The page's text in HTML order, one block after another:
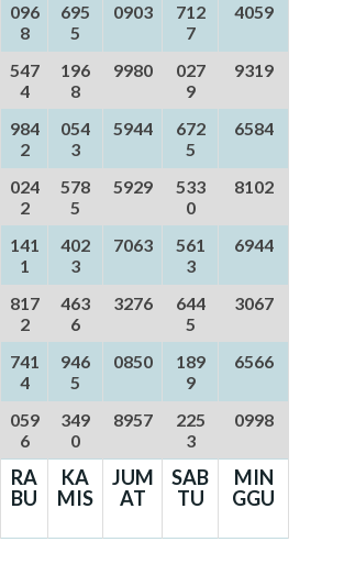
096
8
695
5
0903
712
7
4059
547
4
196
8
9980
027
9
9319
984
2
054
3
5944
672
5
6584
024
2
578
5
5929
533
0
8102
141
1
402
3
7063
561
3
6944
817
2
463
6
3276
644
5
3067
741
4
946
5
0850
189
9
6566
059
6
349
0
8957
225
3
0998
RA
BU
KA
MIS
JUM
AT
SAB
TU
MIN
GGU